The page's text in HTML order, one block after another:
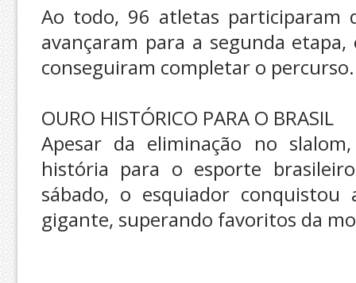
Ao todo, 96 atletas participaram
avançaram para a segunda
conseguiram completar o percurso.
OURO HISTÓRICO PARA O BRASIL
Apesar da eliminação no
história para o esporte
sábado, o esquiador
gigante, superando favoritos da